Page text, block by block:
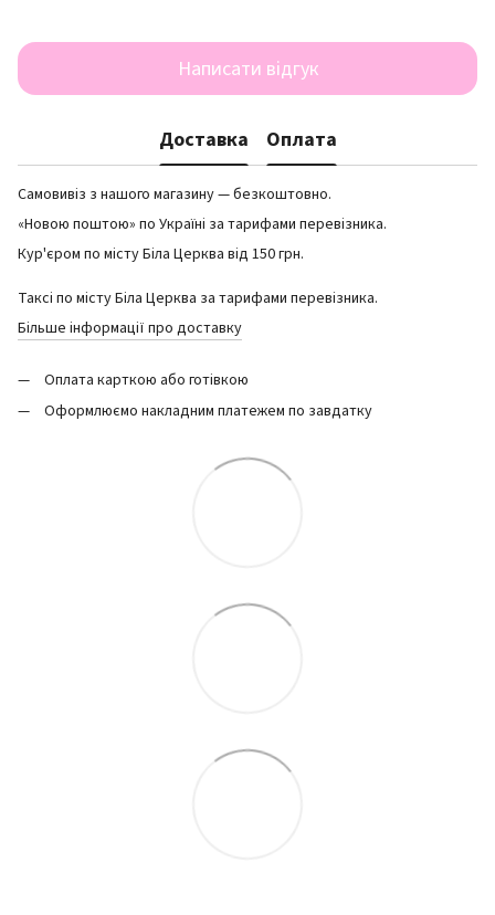
Написати відгук
Доставка Оплата
Самовивіз з нашого магазину — безкоштовно.
«Новою поштою» по Україні за тарифами перевізника.
Кур'єром по місту Біла Церква від 150 грн.
Таксі по місту Біла Церква за тарифами перевізника.
Більше інформації про доставку
Оплата карткою або готівкою
Оформлюємо накладним платежем по завдатку